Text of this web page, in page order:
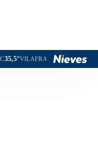
DEL PENEDÈS 31,8°